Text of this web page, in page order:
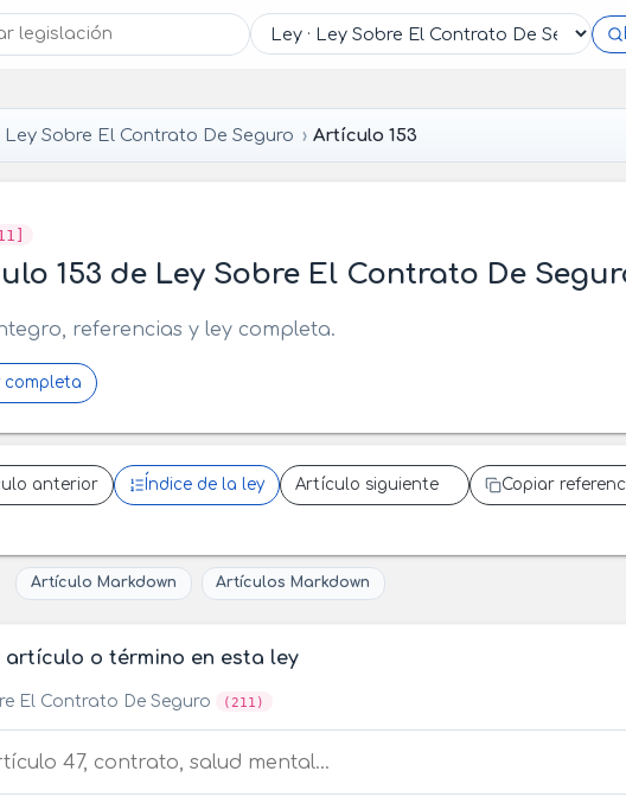
Ley Sobre El Contrato De Seguro Artículo 153
153 de Ley Sobre El Contrato De
referencias y ley completa.
completa
anterior Índice de la ley Artículo siguiente Copiar
Artículo Markdown Artículos Markdown
artículo o término en esta ley
El Contrato De Seguro (211)